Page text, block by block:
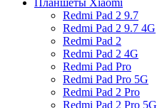
Redmi Pad 2 9.7
Redmi Pad 2 9.7 4G
Redmi Pad 2
Redmi Pad 2 4G
Redmi Pad Pro
Redmi Pad Pro 5G
Redmi Pad 2 Pro
Redmi Pad 2 Pro 5G